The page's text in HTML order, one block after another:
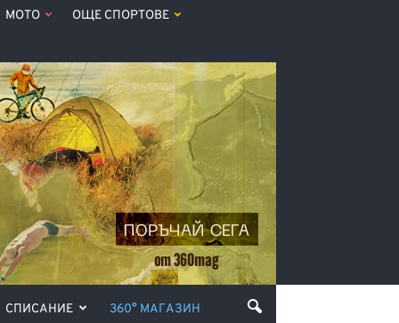
МОТО ОЩЕ СПОРТОВЕ
СПИСАНИЕ 360° МАГАЗИН